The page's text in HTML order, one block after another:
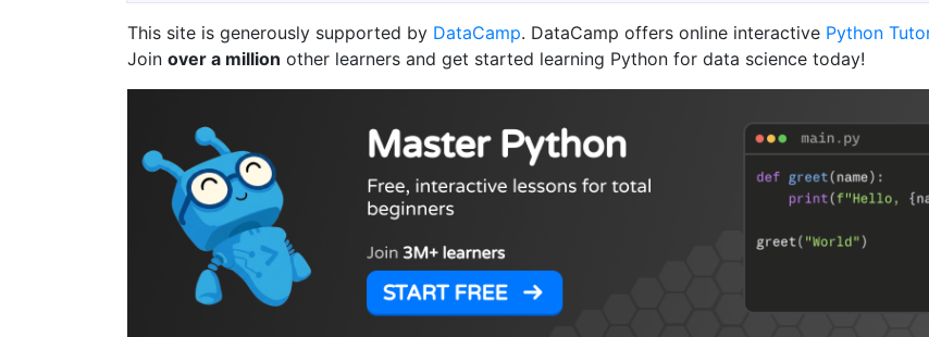
This site is generously supported by DataCamp. DataCamp offers online interactive Python
Join over a million other learners and get started learning Python for data science today!